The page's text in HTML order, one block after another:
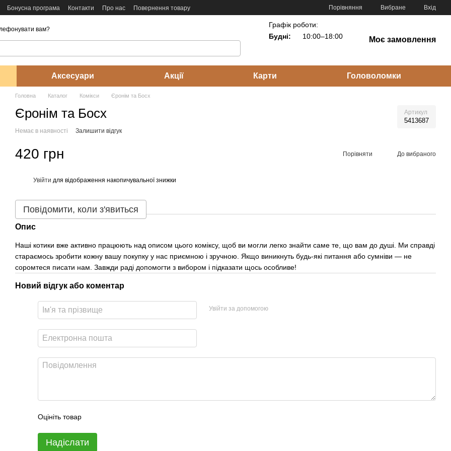
Бонусна програма Контакти Про нас
Повернення товару
Порівняння Вибране Вхід
вам?
Графік роботи:
Будні:
10:00–18:00 Моє замовлення
Аксесуари Акції Карти Головоломки
Головна Каталог Комікси Єронім та Босх
Єронім та Босх Артикул
5413687
Немає в наявності Залишити відгук
420 грн Порівняти До вибраного
Увійти для відображення накопичувальної знижки
Повідомити, коли з'явиться
Опис
Наші котики вже активно працюють над описом цього коміксу, щоб ви могли легко знайти саме те, що вам до душі. Ми справді
стараємось зробити кожну вашу покупку у нас приємною і зручною. Якщо виникнуть будь-які питання або сумніви — не
соромтеся писати нам. Завжди раді допомогти з вибором і підказати щось особливе!
Новий відгук або коментар
Увійти за допомогою
Оцініть товар
Надіслати